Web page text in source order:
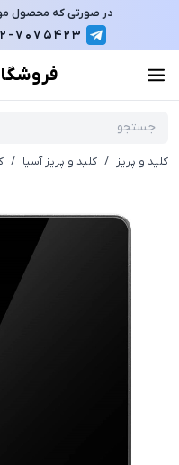
در صورتی که محصول
7075423
کلید و پریز / کلید و پریز آسیا /